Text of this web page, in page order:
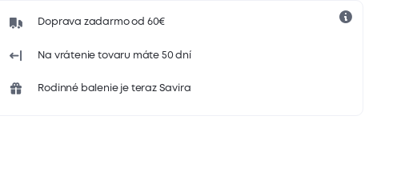
Doprava zadarmo od 60€
Na vrátenie tovaru máte 50 dní
Rodinné balenie je teraz Savira